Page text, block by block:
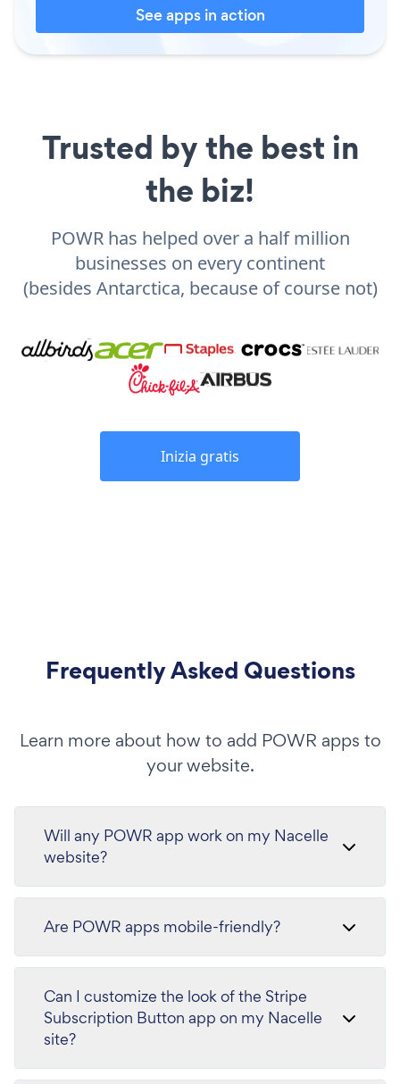
See apps in action
Trusted by the best in
the biz!
POWR has helped over a half million
businesses on every continent
(besides Antarctica, because of course not)
Inizia gratis
Frequently Asked Questions
Learn more about how to add POWR apps to
your website.
Will any POWR app work on my Nacelle
website?
Are POWR apps mobile-friendly?
Can I customize the look of the Stripe
Subscription Button app on my Nacelle
site?